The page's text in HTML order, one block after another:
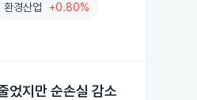
환경산업 +0.80%
었지만 순손실 감소